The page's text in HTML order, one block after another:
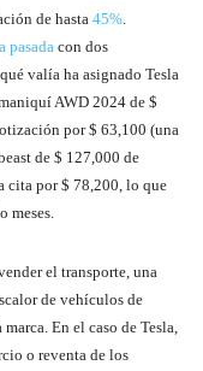
de hasta 45%
pasada con dos
valía ha asignado Tesla
AWD 2024 de $
por $ 63,100 (una
de $ 127,000 de
cita por $ 78,200, lo que
meses.
el transporte, una
de vehículos de
En el caso de Tesla,
o reventa de los